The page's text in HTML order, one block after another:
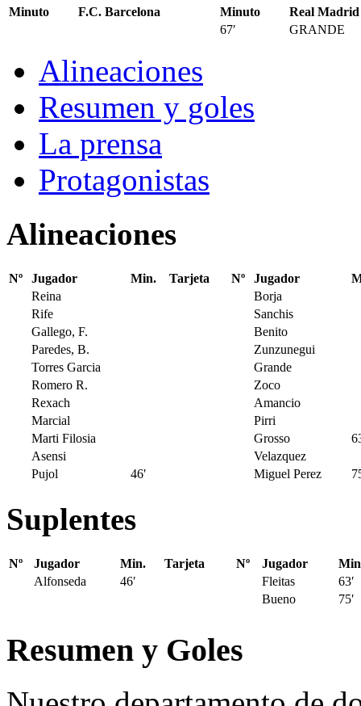
Minuto F.C. Barcelona Minuto
Real Madrid
67′
GRANDE
Alineaciones
Resumen y goles
La prensa
Protagonistas
Alineaciones
Nº Jugador Min. Tarjeta Nº Jugador
Reina
Borja
Rife
Sanchis
Gallego, F.
Benito
Paredes, B.
Zunzunegui
Torres Garcia
Grande
Romero R.
Zoco
Rexach
Amancio
Marcial
Pirri
Marti Filosia
Grosso
Asensi
Velazquez
Pujol
46′ Miguel Perez
Suplentes
Nº Jugador Min. Tarjeta Nº Jugador
Alfonseda
46′ Fleitas
63′
Bueno
75′
Resumen y Goles